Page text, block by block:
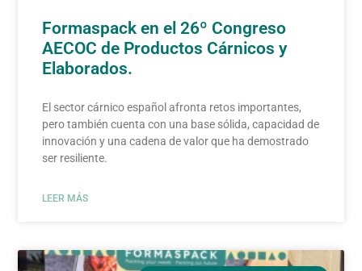
Formaspack en el 26º Congreso
AECOC de Productos Cárnicos y
Elaborados.
El sector cárnico español afronta retos importantes,
pero también cuenta con una base sólida, capacidad de
innovación y una cadena de valor que ha demostrado
ser resiliente.
LEER MÁS